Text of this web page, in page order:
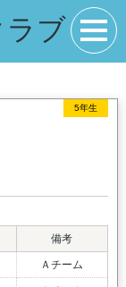
ラブ
5年生
備考
Ａチーム